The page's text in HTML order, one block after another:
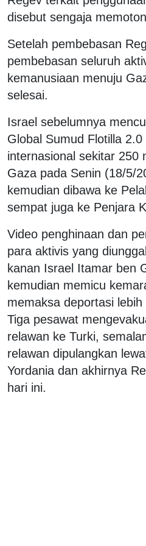
disebut sengaja
Setelah pembebasan
pembebasan seluruh
kemanusiaan menuju
selesai.
Israel sebelumnya
Global Sumud Flotilla
internasional sekitar 250
Gaza pada Senin (18/5/
kemudian dibawa ke
sempat juga ke Penjara
Video penghinaan dan
para aktivis yang
kanan Israel Itamar ben
kemudian memicu
memaksa deportasi
Tiga pesawat
relawan ke Turki,
relawan dipulangkan
Yordania dan akhirnya
hari ini.